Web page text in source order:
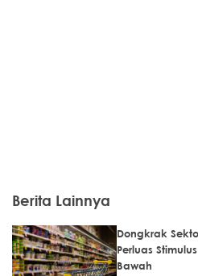
Berita Lainnya
Dongkrak
Perluas
Bawah